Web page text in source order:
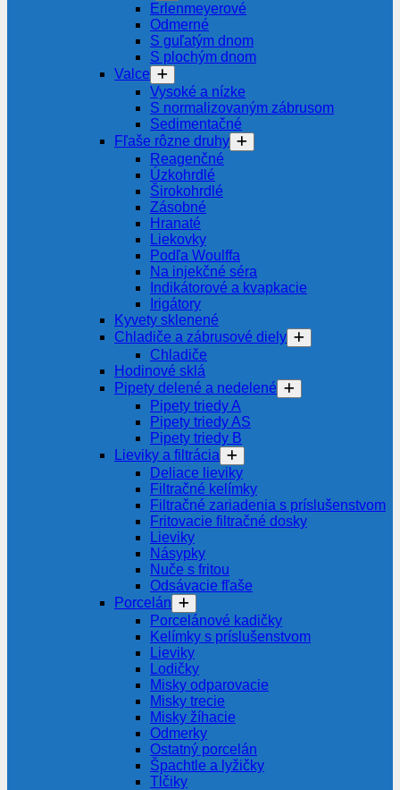
Erlenmeyerové
Odmerné
S guľatým dnom
S plochým dnom
Valce
Vysoké a nízke
S normalizovaným zábrusom
Sedimentačné
Fľaše rôzne druhy
Reagenčné
Úzkohrdlé
Širokohrdlé
Zásobné
Hranaté
Liekovky
Podľa Woulffa
Na injekčné séra
Indikátorové a kvapkacie
Irigátory
Kyvety sklenené
Chladiče a zábrusové diely
Chladiče
Hodinové sklá
Pipety delené a nedelené
Pipety triedy A
Pipety triedy AS
Pipety triedy B
Lieviky a filtrácia
Deliace lieviky
Filtračné kelímky
Filtračné zariadenia s príslušenstvom
Fritovacie filtračné dosky
Lieviky
Násypky
Nuče s fritou
Odsávacie fľaše
Porcelán
Porcelánové kadičky
Kelímky s príslušenstvom
Lieviky
Lodičky
Misky odparovacie
Misky trecie
Misky žíhacie
Odmerky
Ostatný porcelán
Špachtle a lyžičky
Tĺčiky